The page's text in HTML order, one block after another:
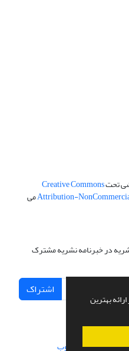
بهترین
تحتCreative Commons
Attribution-می
در خبرنامه نشریه مشترک
اشتراک
پیاده سازی از سیناوب